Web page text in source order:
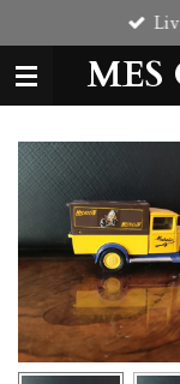
au
contenu
principal